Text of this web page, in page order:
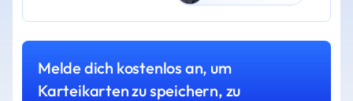
Melde dich kostenlos an, um
Karteikarten zu speichern, zu